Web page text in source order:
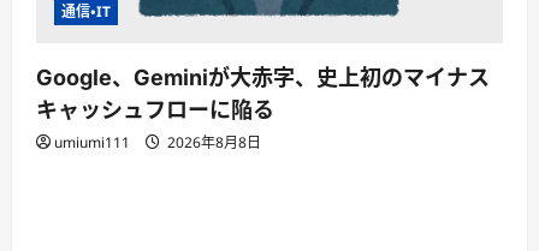
通信・IT
Google、Geminiが大赤字、史上初のマイナス
キャッシュフローに陥る
umiumi111 2026年8月8日